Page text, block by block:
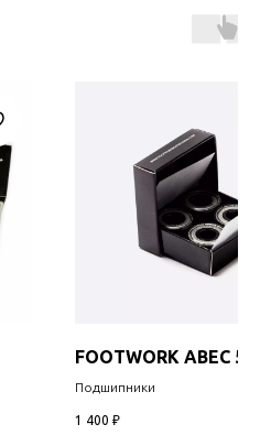
FOOTWORK ABEC 5
Подшипники
1 400 ₽